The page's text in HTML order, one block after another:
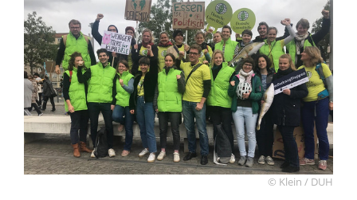
© Klein / DUH